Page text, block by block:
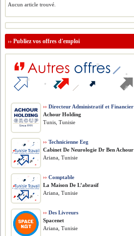
Aucun article trouvé.
››Publiez vos offres d'emploi
›› Directeur Administratif et Financier
Achour Holding
Tunis, Tunisie
›› Technicienne Eeg
Cabinet De Neurologie Dr Ben Achour
Ariana, Tunisie
›› Comptable
La Maison De L’abrasif
Ariana, Tunisie
›› Des Livreurs
Spacenet
Ariana, Tunisie